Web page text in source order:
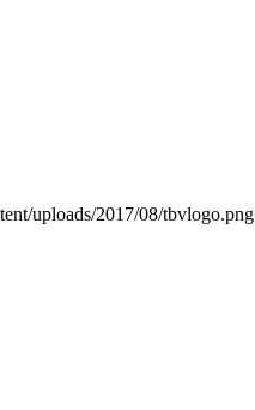
uploads/2017/08/tbvlogo.png